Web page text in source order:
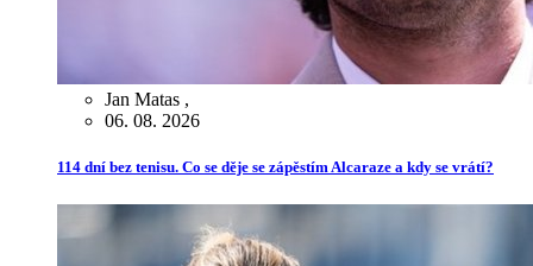
Jan Matas ,
06. 08. 2026
114 dní bez tenisu. Co se děje se zápěstím Alcaraze a kdy se vrátí?